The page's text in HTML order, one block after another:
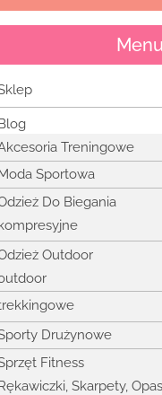
Menu
Treningowe
Sportowa
Do Biegania
Outdoor
Drużynowe
Fitness
Skarpety,